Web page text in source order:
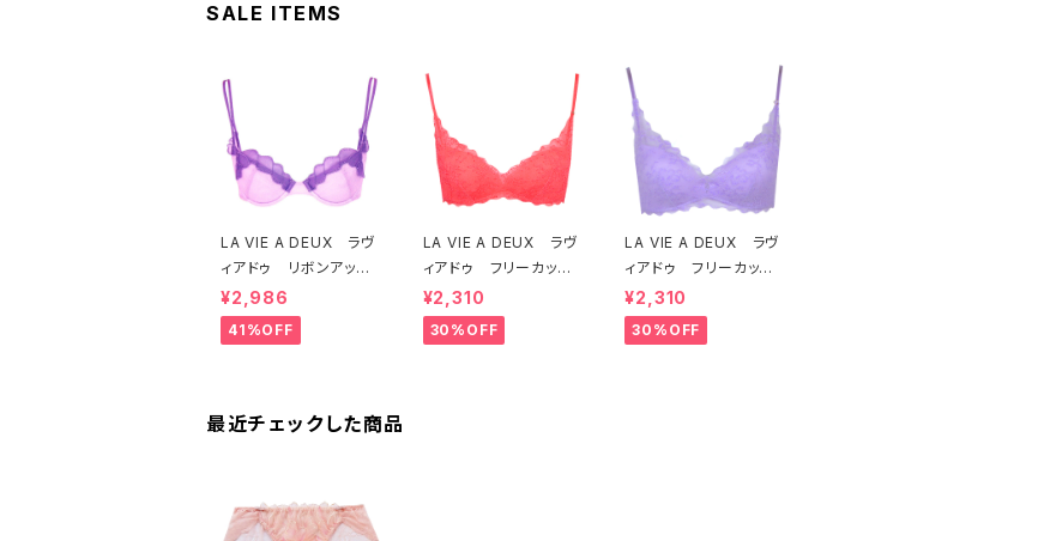
SALE ITEMS
LA VIE A DEUX ラヴ
ィアドゥ リボンアップ
リケ ブラジャー（ラベ
ンダー） 22293 SA
LE セール 送料無料
¥2,986
41%OFF
LA VIE A DEUX ラヴ
ィアドゥ フリーカット
レース ブラレット ソ
フトブラ（トマトレッド）2
2457 SALE 送料無
¥2,310
30%OFF
LA VIE A DEUX ラヴ
ィアドゥ フリーカット
レース ブラレット ソ
フトブラ（ラベンダー）22
463 SALE 送料無
¥2,310
30%OFF
最近チェックした商品